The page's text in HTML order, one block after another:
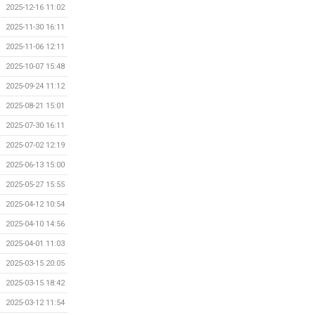
2025-12-16 11:02
2025-11-30 16:11
2025-11-06 12:11
2025-10-07 15:48
2025-09-24 11:12
2025-08-21 15:01
2025-07-30 16:11
2025-07-02 12:19
2025-06-13 15:00
2025-05-27 15:55
2025-04-12 10:54
2025-04-10 14:56
2025-04-01 11:03
2025-03-15 20:05
2025-03-15 18:42
2025-03-12 11:54